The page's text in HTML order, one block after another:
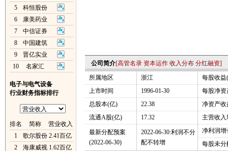
5
科恒股份
6
康美药业
7
中信证券
8
中国建筑
9
晋亿实业
10
名家汇
电子与电气设备
行业财务指标排行
排名 简称
营业收入
1
歌尔股份 2.41百亿
2
海康威视 1.62百亿
公司简介[高管名录 资本运作 收入分布 分红融资]
所属地区
浙江
每股收益
上市时间
1996-01-30
每股净资
总股本(亿)
22.38
净资产收
流通A股(亿)
17.32 主营收入
最新分配预案
(2022-06-30)
2022-06-30:利润不分
配不转增
净利润增
每股未分